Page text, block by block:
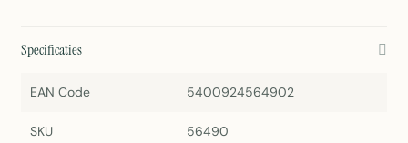
Specificaties
EAN Code 5400924564902
SKU 56490